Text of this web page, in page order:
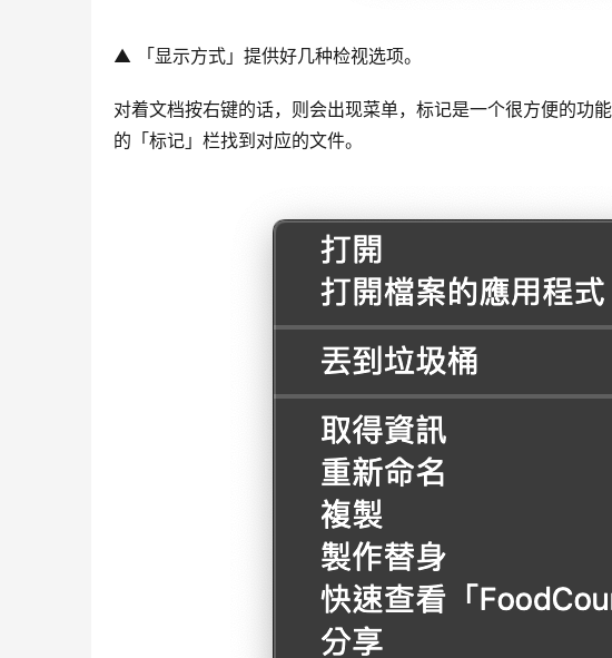
▲ 「显示方式」提供好几种检视选项。
对着文档按右键的话，则会出现菜单，标记是一个很方便的功
的「标记」栏找到对应的文件。